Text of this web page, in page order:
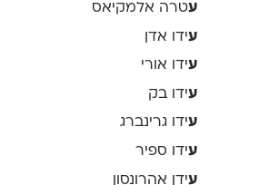
עטרה אלמקיאס
עידו אדן
עידו אורי
עידו בק
עידו גרינברג
עידו ספיר
עידן אהרונסון